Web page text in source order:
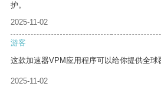
护。
2025-11-02
游客
这款加速器VPM应用程序可以给你提供全球
2025-11-02